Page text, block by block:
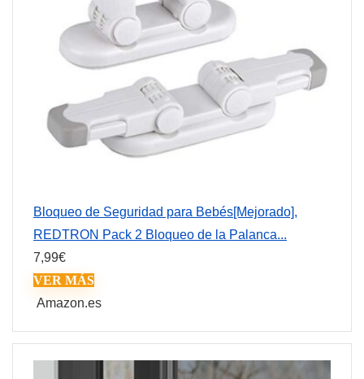
Bloqueo de Seguridad para Bebés[Mejorado],
REDTRON Pack 2 Bloqueo de la Palanca...
7,99€
VER MÁS
Amazon.es